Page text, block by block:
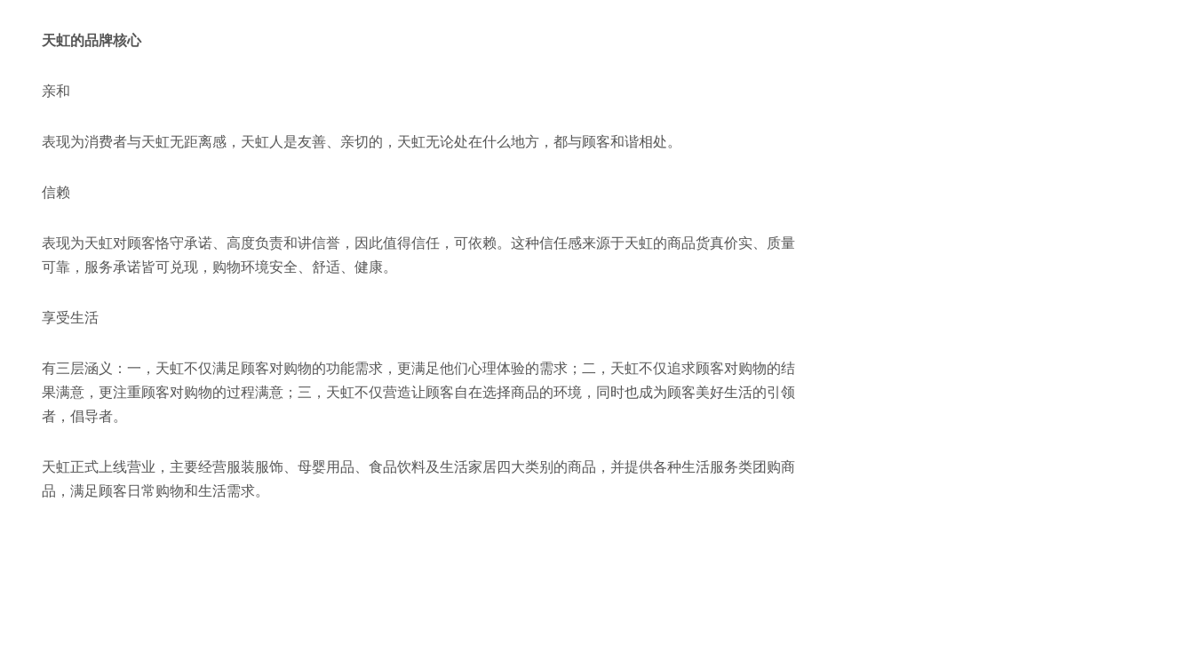
天虹的品牌核心
亲和
表现为消费者与天虹无距离感，天虹人是友善、亲切的，天虹无论处在什么地方，都与顾客和谐相处。
信赖
表现为天虹对顾客恪守承诺、高度负责和讲信誉，因此值得信任，可依赖。这种信任感来源于天虹的商品货真价实、质量
可靠，服务承诺皆可兑现，购物环境安全、舒适、健康。
享受生活
有三层涵义：一，天虹不仅满足顾客对购物的功能需求，更满足他们心理体验的需求；二，天虹不仅追求顾客对购物的结
果满意，更注重顾客对购物的过程满意；三，天虹不仅营造让顾客自在选择商品的环境，同时也成为顾客美好生活的引领
者，倡导者。
天虹正式上线营业，主要经营服装服饰、母婴用品、食品饮料及生活家居四大类别的商品，并提供各种生活服务类团购商
品，满足顾客日常购物和生活需求。